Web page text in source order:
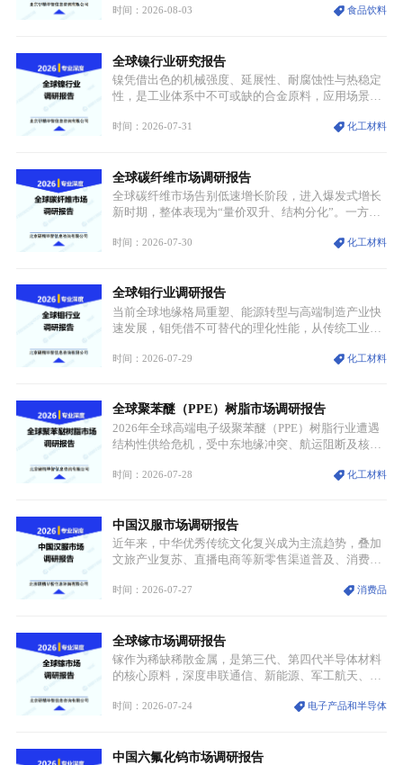
型，叠加消费需求升级、线上流量变革、新零售业态
特点，在消费、创业、政策、技术多重驱动下，依旧
具备强劲的发展活力。
时间：2026-08-03 食品饮料
全球镍行业研究报告
镍凭借出色的机械强度、延展性、耐腐蚀性与热稳定
性，是工业体系中不可或缺的合金原料，应用场景横
用价值难以被替代。依托理化优势，镍被全球主要经
型为新能源核心战略矿产，全球产业形成“印尼掌控
资源与产能、中国主导消费与技术、工艺向低碳湿法
迭代、再生镍加速补位”的全新格局。
时间：2026-07-31 化工材料
全球碳纤维市场调研报告
全球碳纤维市场告别低速增长阶段，进入爆发式增长
新时期，整体表现为“量价双升、结构分化”。一方面
持续扩张；另一方面产品、需求、应用场景呈现明显
体规模扩张，高附加值领域与规模化工业应用形成两
大独立增长体系。
时间：2026-07-30 化工材料
全球钼行业调研报告
当前全球地缘格局重塑、能源转型与高端制造产业快
速发展，钼凭借不可替代的理化性能，从传统工业金
需格局重构、价值体系重估的新阶段。钼是典型难熔
贯穿传统工业、高端制造、军工、新能源等多个核心
产业，成为现代工业体系中不可或缺的基础材料。
时间：2026-07-29 化工材料
全球聚苯醚（PPE）树脂市场调研报告
2026年全球高端电子级聚苯醚（PPE）树脂行业遭遇
结构性供给危机，受中东地缘冲突、航运阻断及核心
停产，行业长期维持寡头垄断的供应链格局彻底瓦
价无市”的供给真空，并沿高频覆铜板、PCB电路板向
AI服务器、5G基站等高端电子终端持续传导，全产业
链生产、成本、交付均承受巨大压力。
时间：2026-07-28 化工材料
中国汉服市场调研报告
近年来，中华优秀传统文化复兴成为主流趋势，叠加
文旅产业复苏、直播电商等新零售渠道普及、消费群
服不再局限于传统节日、古风活动等小众场景，逐步
重要载体。同时，行业标准落地、生产技术升级、原
创设计能力提升，进一步夯实产业发展根基，吸引传
统服饰品牌、文旅企业等跨界入局，市场活力持续释
时间：2026-07-27 消费品
全球镓市场调研报告
镓作为稀缺稀散金属，是第三代、第四代半导体材料
的核心原料，深度串联通信、新能源、军工航天、光
与大国科技博弈的关键战略资源。镓并非传统大宗金
领域渗透”的战略体系，成为全球科技产业运转的刚
时间：2026-07-24 电子产品和半导体
中国六氟化钨市场调研报告